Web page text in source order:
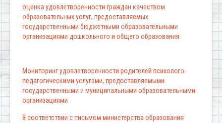
оценка удовлетворенности граждан качеством
образовательных услуг, предоставляемых
государственными бюджетными образовательными
организациями дошкольного и общего образования
Мониторинг удовлетворенности родителей психолого-
педагогическими услугами, предоставляемыми
государственными и муниципальными образовательными
организациями.
В соответствии с письмом министерства образования